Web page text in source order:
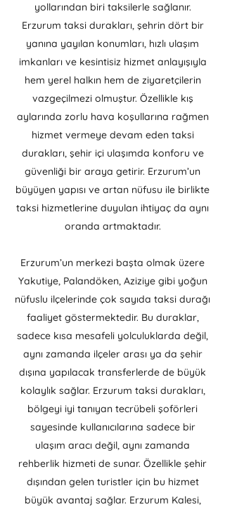
yollarından biri taksilerle sağlanır.
Erzurum taksi durakları, şehrin dört bir
yanına yayılan konumları, hızlı ulaşım
imkanları ve kesintisiz hizmet anlayışıyla
hem yerel halkın hem de ziyaretçilerin
vazgeçilmezi olmuştur. Özellikle kış
aylarında zorlu hava koşullarına rağmen
hizmet vermeye devam eden taksi
durakları, şehir içi ulaşımda konforu ve
güvenliği bir araya getirir. Erzurum’un
büyüyen yapısı ve artan nüfusu ile birlikte
taksi hizmetlerine duyulan ihtiyaç da aynı
oranda artmaktadır.
Erzurum’un merkezi başta olmak üzere
Yakutiye, Palandöken, Aziziye gibi yoğun
nüfuslu ilçelerinde çok sayıda taksi durağı
faaliyet göstermektedir. Bu duraklar,
sadece kısa mesafeli yolculuklarda değil,
aynı zamanda ilçeler arası ya da şehir
dışına yapılacak transferlerde de büyük
kolaylık sağlar. Erzurum taksi durakları,
bölgeyi iyi tanıyan tecrübeli şoförleri
sayesinde kullanıcılarına sadece bir
ulaşım aracı değil, aynı zamanda
rehberlik hizmeti de sunar. Özellikle şehir
dışından gelen turistler için bu hizmet
büyük avantaj sağlar. Erzurum Kalesi,